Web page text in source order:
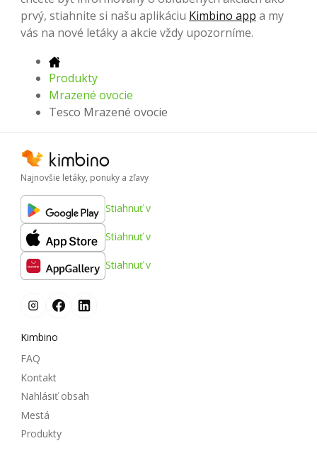
prvý, stiahnite si našu aplikáciu Kimbino app a my
vás na nové letáky a akcie vždy upozorníme.
Produkty
Mrazené ovocie
Tesco Mrazené ovocie
Najnovšie letáky, ponuky a zľavy
Stiahnuť v
Stiahnuť v
Stiahnuť v
Kimbino
FAQ
Kontakt
Nahlásiť obsah
Mestá
Produkty